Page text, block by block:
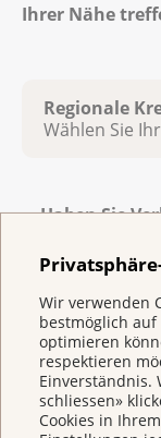
Wir verwenden
bestmöglich
optimieren
respektieren
Einverständnis.
schliessen»
Cookies in
Ihrer Nähe
Regionale
Wählen Sie
Krebsliga
Krebsliga Bern
Krebsliga
Ligue
Krebsliga
Ligue
Haben Sie